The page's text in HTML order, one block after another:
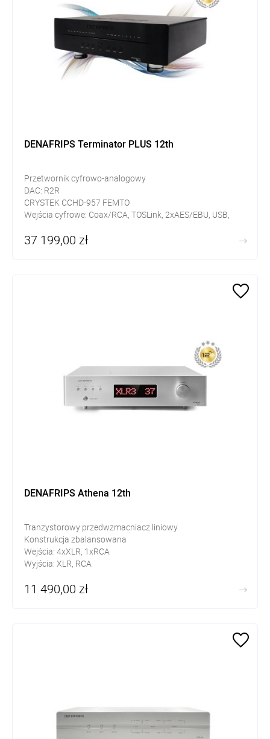
DENAFRIPS Terminator PLUS 12th
Przetwornik cyfrowo-analogowy
DAC: R2R
CRYSTEK CCHD-957 FEMTO
Wejścia cyfrowe: Coax/RCA, TOSLink, 2xAES/EBU, USB,
Wyjścia analogowe: XLR, RCA
37 199,00 zł
DENAFRIPS Athena 12th
Tranzystorowy przedwzmacniacz liniowy
Konstrukcja zbalansowana
Wejścia: 4xXLR, 1xRCA
Wyjścia: XLR, RCA
11 490,00 zł